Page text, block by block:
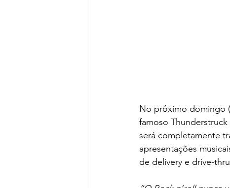
No próximo domingo
famoso
será completamente
apresentações
de delivery e drive-